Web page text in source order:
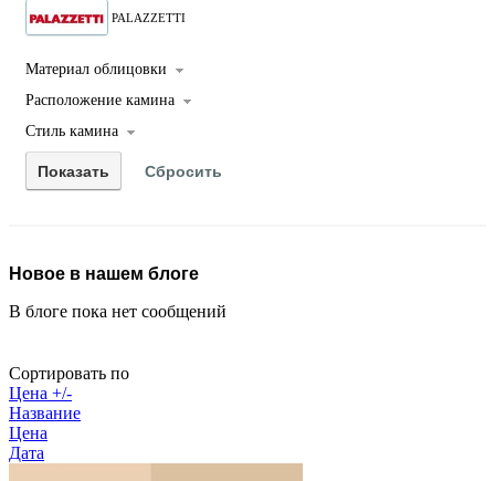
PALAZZETTI
Материал облицовки
Расположение камина
Стиль камина
Новое в нашем блоге
В блоге пока нет сообщений
Сортировать по
Цена +/-
Название
Цена
Дата